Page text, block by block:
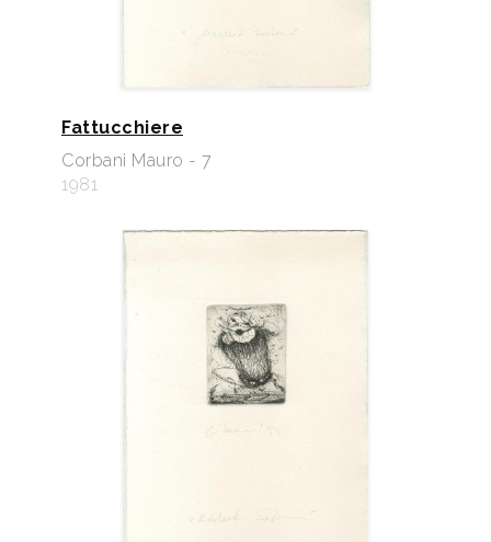
Fattucchiere
Corbani Mauro - 7
1981